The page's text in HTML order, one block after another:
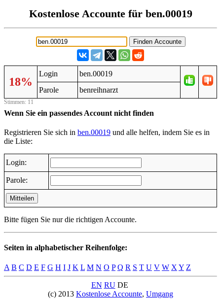
Kostenlose Accounte für ben.00019
18%
Login
ben.00019
Parole
benreihnarzt
Stimmen: 11
Wenn Sie ein passendes Account nicht finden
Registrieren Sie sich in ben.00019 und alle helfen, indem Sie es in
die Liste:
Login:
Parole:
Mitteilen
Bitte fügen Sie nur die richtigen Accounte.
Seiten in alphabetischer Reihenfolge:
A B C D E F G H I J K L M N O P Q R S T U V W X Y Z
EN RUDE
(c) 2013 Kostenlose Accounte, Umgang